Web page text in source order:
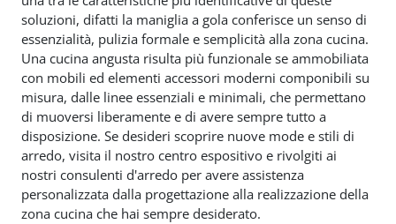
soluzioni, difatti la maniglia a gola conferisce un senso di
essenzialità, pulizia formale e semplicità alla zona cucina.
Una cucina angusta risulta più funzionale se ammobiliata
con mobili ed elementi accessori moderni componibili su
misura, dalle linee essenziali e minimali, che permettano
di muoversi liberamente e di avere sempre tutto a
disposizione. Se desideri scoprire nuove mode e stili di
arredo, visita il nostro centro espositivo e rivolgiti ai
nostri consulenti d'arredo per avere assistenza
personalizzata dalla progettazione alla realizzazione della
zona cucina che hai sempre desiderato.